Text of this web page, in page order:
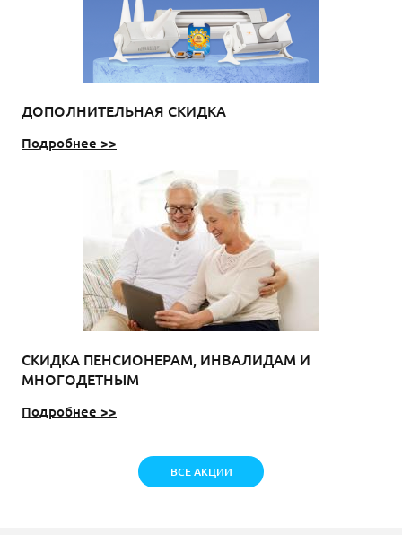
ДОПОЛНИТЕЛЬНАЯ СКИДКА
Подробнее >>
СКИДКА ПЕНСИОНЕРАМ, ИНВАЛИДАМ И
МНОГОДЕТНЫМ
Подробнее >>
ВСЕ АКЦИИ